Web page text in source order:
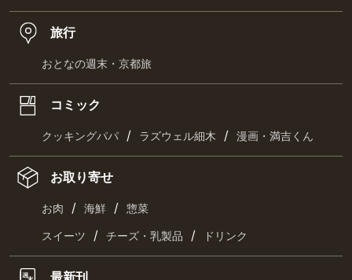
旅行
おとなの週末・京都旅
コミック
クッキングパパ / ラズウェル細木 / 漫画・満吉くん
お取り寄せ
お肉 / 海鮮 / 惣菜
スイーツ / チーズ・乳製品 / ドリンク
最新刊